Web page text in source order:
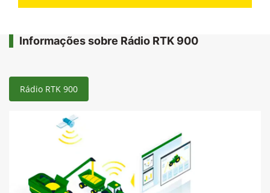
Informações sobre Rádio RTK 900
Rádio RTK 900